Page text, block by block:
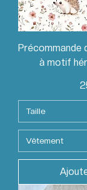
Précommande
à motif